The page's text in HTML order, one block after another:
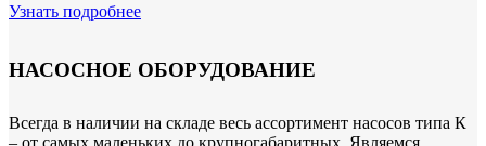
Узнать подробнее
НАСОСНОЕ ОБОРУДОВАНИЕ
Всегда в наличии на складе весь ассортимент насосов типа К
– от самых маленьких до крупногабаритных. Являемся